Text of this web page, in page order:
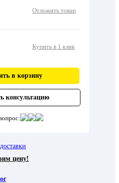
Отложить товар
Купить в 1 клик
в корзину
консультацию
цену!